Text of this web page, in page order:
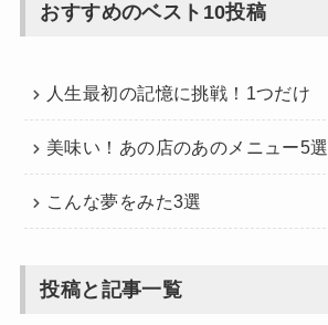
おすすめのベスト10投稿
人生最初の記憶に挑戦！1つだけ
美味い！あの店のあのメニュー5選
こんな夢をみた3選
投稿と記事一覧